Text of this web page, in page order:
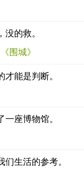
的救。
围城》
能是判断。
座博物馆。
生活的参考。